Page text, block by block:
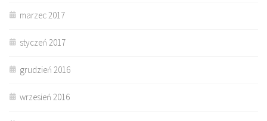
marzec 2017
styczeń 2017
grudzień 2016
wrzesień 2016